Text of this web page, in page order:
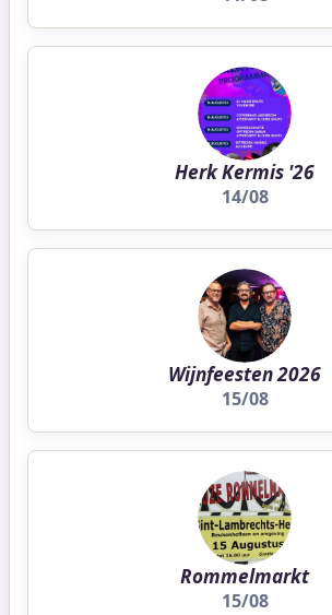
Herk Kermis '26
14/08
Wijnfeesten 2026
15/08
Rommelmarkt
15/08